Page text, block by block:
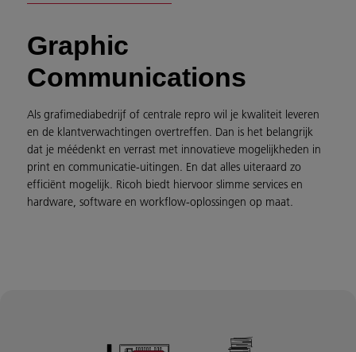
Graphic
Communications
Als grafimediabedrijf of centrale repro wil je kwaliteit leveren
en de klantverwachtingen overtreffen. Dan is het belangrijk
dat je méédenkt en verrast met innovatieve mogelijkheden in
print en communicatie-uitingen. En dat alles uiteraard zo
efficiënt mogelijk. Ricoh biedt hiervoor slimme services en
hardware, software en workflow-oplossingen op maat.